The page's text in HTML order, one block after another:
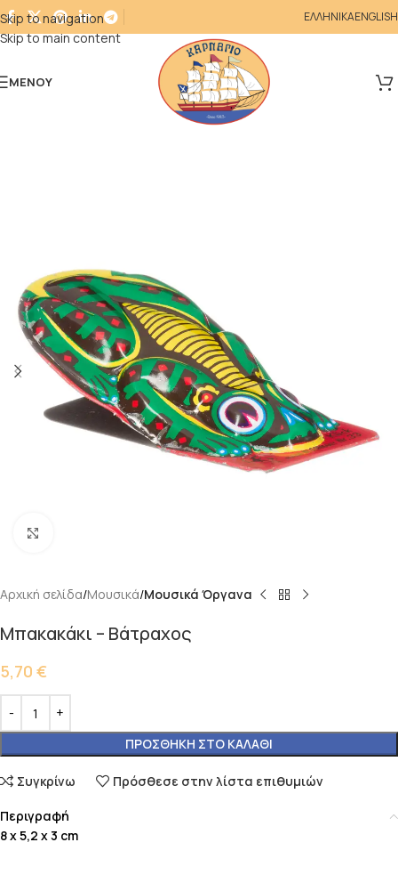
Skip to navigation
Skip to main content
ΕΛΛΗΝΙΚΑENGLISH
ΜΕΝΟΎ
Αρχική σελίδα Μουσικά Μουσικά Όργανα
Μπακακάκι – Βάτραχος
5,70 €
ΠΡΟΣΘΉΚΗ ΣΤΟ ΚΑΛΆΘΙ
Συγκρίνω Πρόσθεσε στην λίστα επιθυμιών
Περιγραφή
8 x 5,2 x 3 cm